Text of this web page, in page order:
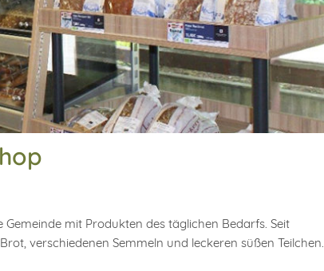
mit Produkten des täglichen Bedarfs. Seit
verschiedenen Semmeln und leckeren süßen Teilchen.